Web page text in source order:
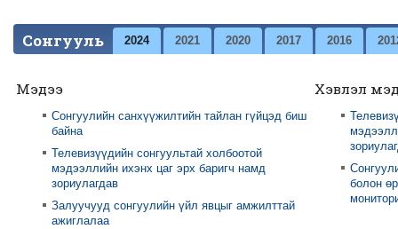
Сонгууль 2024 2021 2020 2017 2016
Мэдээ
Сонгуулийн санхүүжилтийн тайлан гүйцэд биш
байна
Телевизүүдийн сонгуультай холбоотой
мэдээллийн ихэнх цаг эрх баригч намд
зориулагдав
Залуучууд сонгуулийн үйл явцыг амжилттай
ажиглалаа
Хэвлэл
болон